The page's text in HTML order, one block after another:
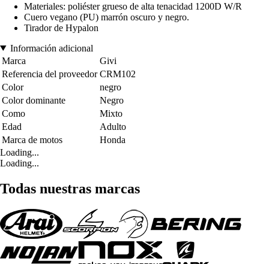
Materiales: poliéster grueso de alta tenacidad 1200D W/R
Cuero vegano (PU) marrón oscuro y negro.
Tirador de Hypalon
Información adicional
Marca
Givi
Referencia del proveedor CRM102
Color
negro
Color dominante
Negro
Como
Mixto
Edad
Adulto
Marca de motos
Honda
Loading...
Loading...
Todas nuestras marcas